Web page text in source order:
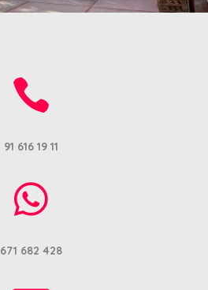

91 616 19 11

671 682 428